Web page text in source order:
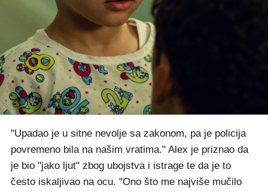
"Upadao je u sitne nevolje sa zakonom, pa je policija
povremeno bila na našim vratima." Alex je priznao da
je bio "jako ljut" zbog ubojstva i istrage te da je to
često iskaljivao na ocu. "Ono što me najviše mučilo